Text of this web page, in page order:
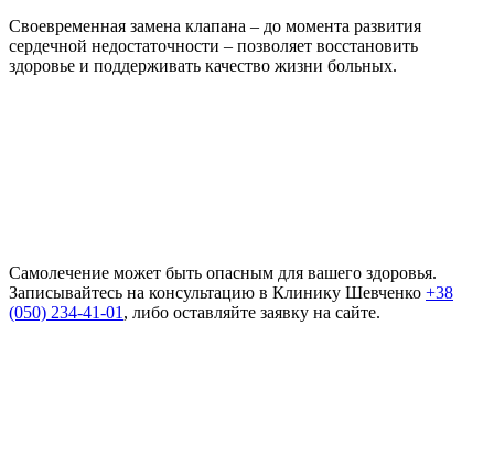
Своевременная замена клапана – до момента развития
сердечной недостаточности – позволяет восстановить
здоровье и поддерживать качество жизни больных.
Самолечение может быть опасным для вашего здоровья.
Записывайтесь на консультацию в Клинику Шевченко +38
(050) 234-41-01 , либо оставляйте заявку на сайте.